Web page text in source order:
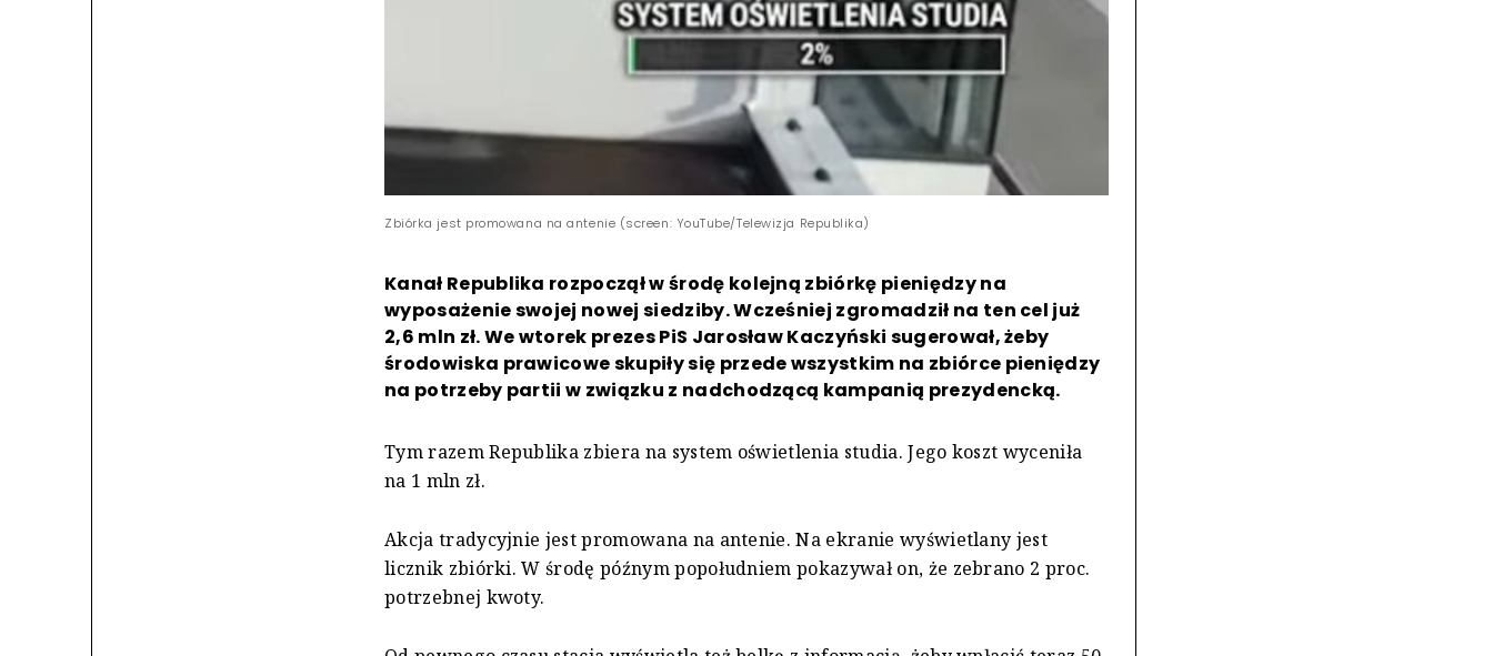
Zbiórka jest promowana na antenie (screen: YouTube/Telewizja Republika)
Kanał Republika rozpoczął w środę kolejną zbiórkę pieniędzy na
wyposażenie swojej nowej siedziby. Wcześniej zgromadził na ten cel już
2,6 mln zł. We wtorek prezes PiS Jarosław Kaczyński sugerował, żeby
środowiska prawicowe skupiły się przede wszystkim na zbiórce pieniędzy
na potrzeby partii w związku z nadchodzącą kampanią prezydencką.
Tym razem Republika zbiera na system oświetlenia studia. Jego koszt wyceniła
na 1 mln zł.
Akcja tradycyjnie jest promowana na antenie. Na ekranie wyświetlany jest
licznik zbiórki. W środę późnym popołudniem pokazywał on, że zebrano 2 proc.
potrzebnej kwoty.